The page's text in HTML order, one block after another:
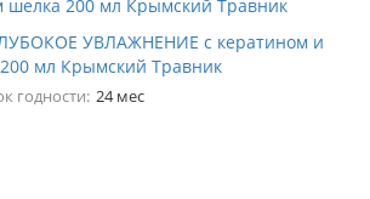
УВЛАЖНЕНИЕ с кератином и
мл Крымский Травник
годности: 24 мес